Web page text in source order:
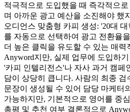
적극적으로 도입했을 때 즉각적으
며 아까운 광고 예산을 소진해야 했
오디언스 맞춤형 카피 생성: '20대
를 자동으로 선택하여 광고 전환율
더 높은 클릭을 유도할 수 있는 매
Anyword지만, 실제 업무에 도입하
'카피 인텔리전스'나 자사 과거 캠페
담이 상당히 큽니다. 사람의 최종
문장이 생성될 수 있어 담당 마케터
가능하지만, 기본적으로 영어를 중
총평 및 추천 여부 결론적으로